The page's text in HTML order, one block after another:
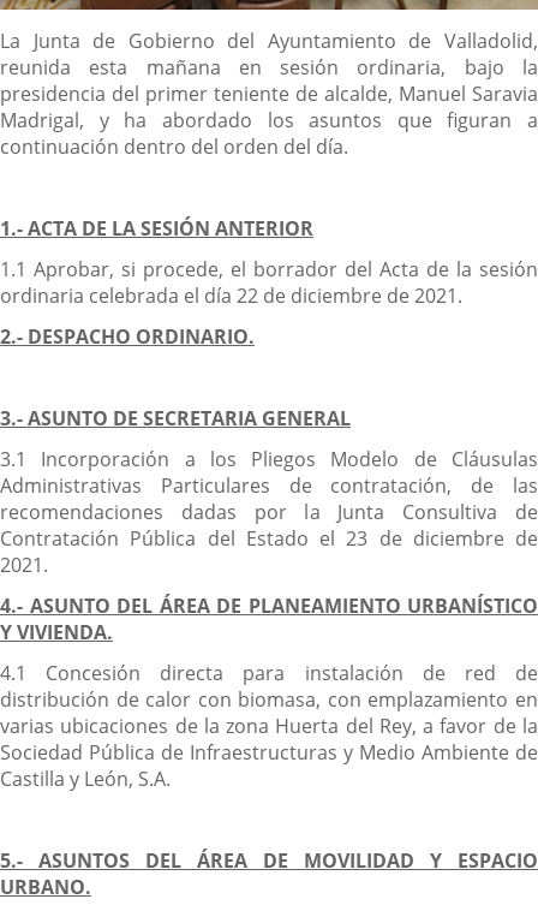
Descripción
La Junta de Gobierno del Ayuntamiento de Valladolid,
reunida esta mañana en sesión ordinaria, bajo la
presidencia del primer teniente de alcalde, Manuel Saravia
Madrigal, y ha abordado los asuntos que figuran a
continuación dentro del orden del día.
1.- ACTA DE LA SESIÓN ANTERIOR
1.1 Aprobar, si procede, el borrador del Acta de la sesión
ordinaria celebrada el día 22 de diciembre de 2021.
2.- DESPACHO ORDINARIO.
3.- ASUNTO DE SECRETARIA GENERAL
3.1 Incorporación a los Pliegos Modelo de Cláusulas
Administrativas Particulares de contratación, de las
recomendaciones dadas por la Junta Consultiva de
Contratación Pública del Estado el 23 de diciembre de
2021.
4.- ASUNTO DEL ÁREA DE PLANEAMIENTO URBANÍSTICO
Y VIVIENDA.
4.1 Concesión directa para instalación de red de
distribución de calor con biomasa, con emplazamiento en
varias ubicaciones de la zona Huerta del Rey, a favor de la
Sociedad Pública de Infraestructuras y Medio Ambiente de
Castilla y León, S.A.
5.- ASUNTOS DEL ÁREA DE MOVILIDAD Y ESPACIO
URBANO.